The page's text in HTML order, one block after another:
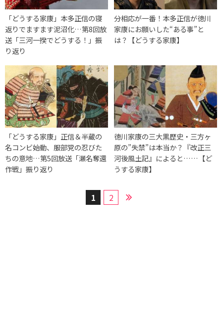
「どうする家康」本多正信の寝
返りでますます泥沼化…第8回放
送「三河一揆でどうする！」振
り返り
分相応が一番！本多正信が徳川
家康にお願いした“ある事”と
は？【どうする家康】
「どうする家康」正信＆半蔵の
名コンビ始動、服部党の忍びた
ちの意地…第5回放送「瀬名奪還
作戦」振り返り
徳川家康の三大黒歴史・三方ヶ
原の”失禁”は本当か？『改正三
河後風土記』によると……【ど
うする家康】
1 2